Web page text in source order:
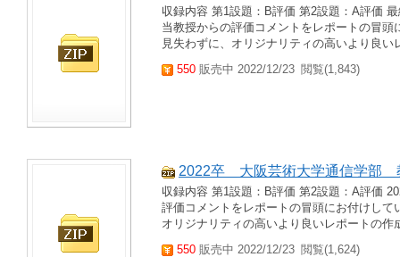
収録内容 第1設題：B評価 第2設題：A評価
当教授からの評価コメントをレポートの冒
見失わずに、オリジナリティの高いより良
550 販売中 2022/12/23 閲覧(1,843)
2022卒＿大阪芸術大学通信学部
収録内容 第1設題：B評価 第2設題：A評価
評価コメントをレポートの冒頭にお付けし
オリジナリティの高いより良いレポートの
550 販売中 2022/12/23 閲覧(1,624)